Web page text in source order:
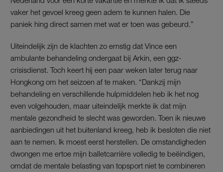
vaker het gevoel kreeg geen adem te kunnen halen. Die
paniek hing direct samen met wat er toen was gebeurd.”
Uiteindelijk zijn de klachten zo ernstig dat Vince een
ambulante behandeling ondergaat bij Arkin, een ggz-
crisisdienst. Toch keert hij een paar weken later terug naar
Hongkong om het seizoen af te maken. “Dankzij mijn
behandeling en verschillende hulpmiddelen heb ik het nog
even volgehouden, maar uiteindelijk merkte ik dat mijn
mentale gezondheid te slecht was geworden. Toen ik nieuwe
aanbiedingen uit het buitenland kreeg, heb ik besloten die niet
aan te nemen. Ik moest eerst herstellen. De omstandigheden
dwongen me ertoe mijn balletcarrière volledig te beëindigen,
omdat de mentale belasting van topsport niet te combineren